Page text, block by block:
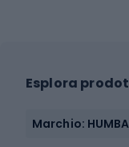
Esplora
Marchio: